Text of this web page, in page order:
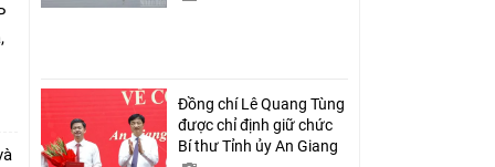
Đồng chí Lê Quang Tùng
được chỉ định giữ chức
Bí thư Tỉnh ủy An Giang